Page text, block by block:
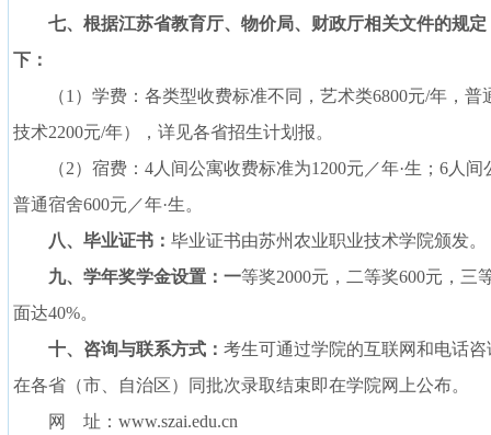
七、根据江苏省教育厅、物价局、财政厅相关文件的规定
下：
（1 ）学费：各类型收费标准不同，艺术类6800元/年，普
技术2200元/年），详见各省招生计划报。
（2）宿费： 4人间公寓收费标准为1200元／年·生； 6人间
普通宿舍600元／年·生。
八、毕业证书： 毕业证书由苏州农业职业技术学院颁发。
九、学年奖学金设置：一等奖2000元，二等奖600元，三
面达40%。
十、咨询与联系方式： 考生可通过学院的互联网和电话
在各省（市、自治区）同批次录取结束即在学院网上公布。
网
址： www.szai.edu.cn